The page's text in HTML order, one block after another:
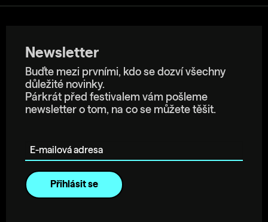
Newsletter
Buďte mezi prvními, kdo se dozví všechny
důležité novinky.
Párkrát před festivalem vám pošleme
newsletter o tom, na co se můžete těšit.